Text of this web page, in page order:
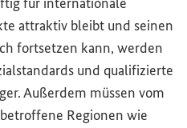
attraktiv bleibt und seinen
fortsetzen kann, werden
und qualifizierte
Außerdem müssen vom
Regionen wie